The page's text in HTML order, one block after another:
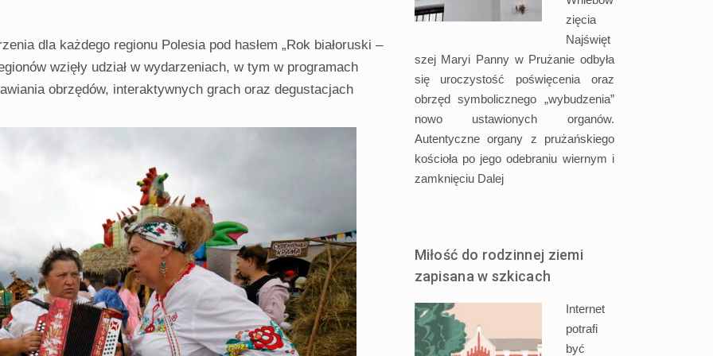
dla każdego regionu Polesia pod hasłem „Rok białoruski –
wzięły udział w wydarzeniach, w tym w programach
obrzędów, interaktywnych grach oraz degustacjach
zięcia
Najświęt
szej Maryi Panny w Prużanie odbyła
się uroczystość poświęcenia oraz
obrzęd symbolicznego „wybudzenia”
nowo ustawionych organów.
Autentyczne organy z prużańskiego
kościoła po jego odebraniu wiernym i
zamknięciu Dalej
Miłość do rodzinnej ziemi
zapisana w szkicach
Internet
potrafi
być